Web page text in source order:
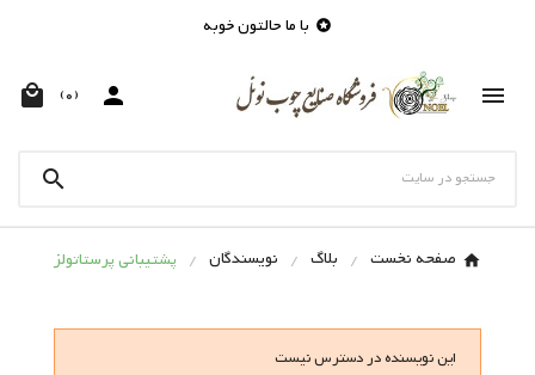
 با ما حالتون خوبه


 (0)

صفحه نخست بلاگ نویسندگان پشتیبانی پرستاتولز
این نویسنده در دسترس نیست